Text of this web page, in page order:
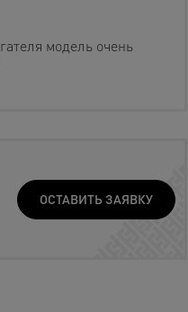
модель очень
ОСТАВИТЬ ЗАЯВКУ